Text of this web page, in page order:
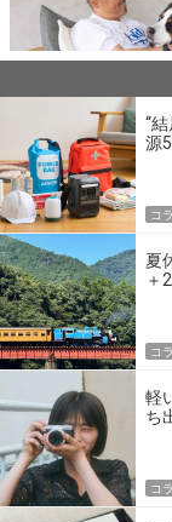
“
源
コ
夏
＋
コ
軽
ち
コ